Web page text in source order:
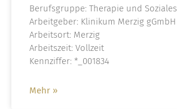
Berufsgruppe: Therapie und Soziales
Arbeitgeber: Klinikum Merzig gGmbH
Arbeitsort: Merzig
Arbeitszeit: Vollzeit
Kennziffer: *_001834
Mehr »